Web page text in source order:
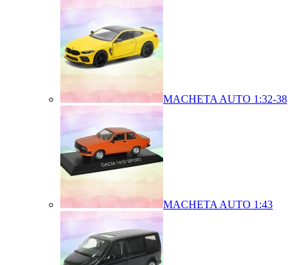
MACHETA AUTO 1:32-38
MACHETA AUTO 1:43